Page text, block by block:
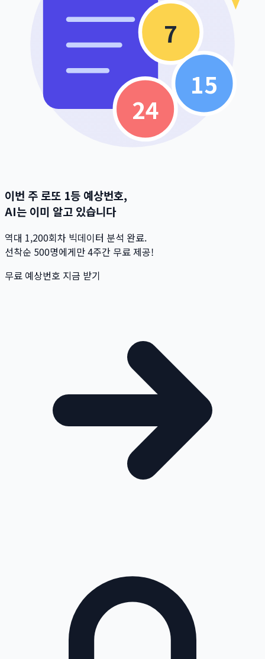
7
15
24
이번 주 로또 1등 예상번호,
AI는 이미 알고 있습니다
역대 1,200회차 빅데이터 분석 완료.
선착순 500명에게만 4주간 무료 제공!
무료 예상번호 지금 받기